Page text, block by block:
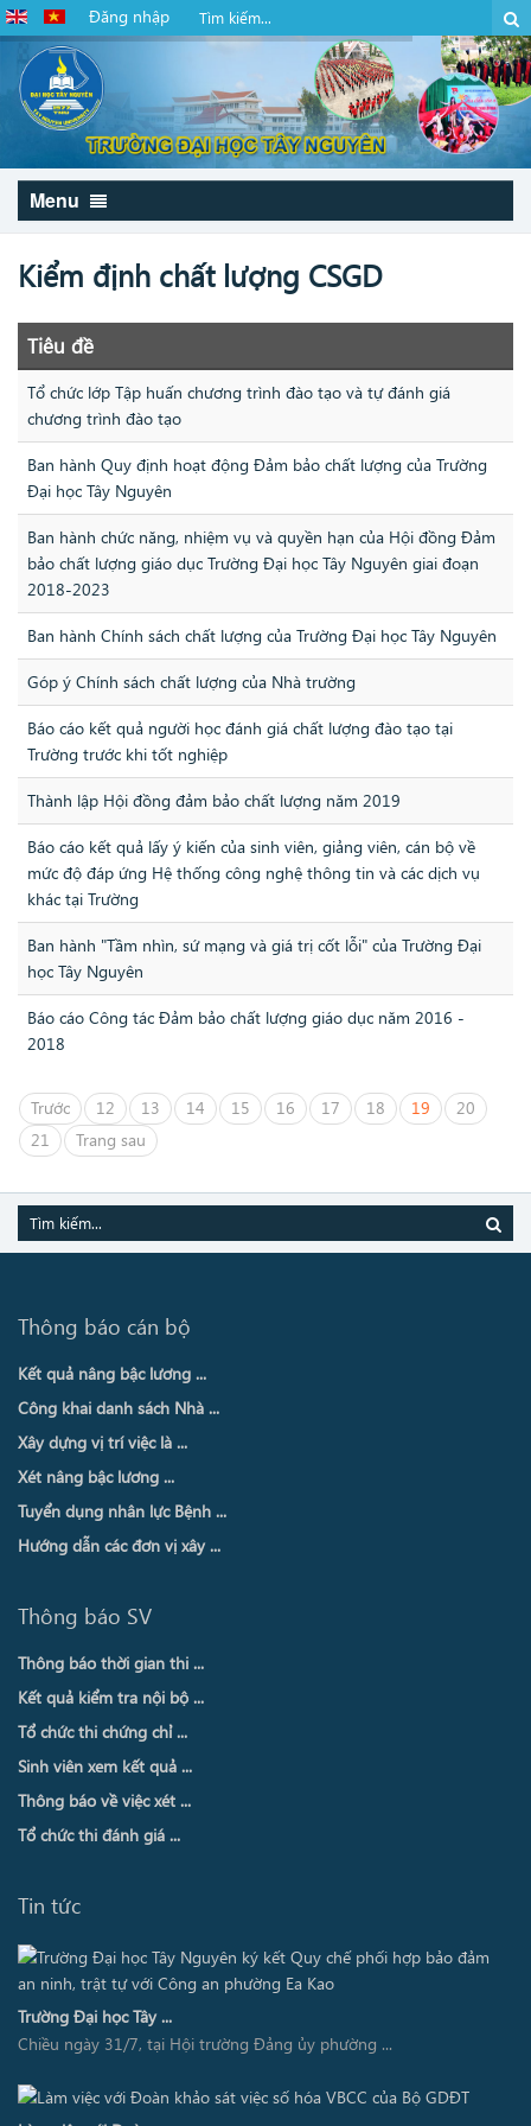
Đăng nhập
Menu
Kiểm định chất lượng CSGD
Tiêu đề
Tổ chức lớp Tập huấn chương trình đào tạo và tự đánh giá
chương trình đào tạo
Ban hành Quy định hoạt động Đảm bảo chất lượng của Trường
Đại học Tây Nguyên
Ban hành chức năng, nhiệm vụ và quyền hạn của Hội đồng Đảm
bảo chất lượng giáo dục Trường Đại học Tây Nguyên giai đoạn
2018-2023
Ban hành Chính sách chất lượng của Trường Đại học Tây Nguyên
Góp ý Chính sách chất lượng của Nhà trường
Báo cáo kết quả người học đánh giá chất lượng đào tạo tại
Trường trước khi tốt nghiệp
Thành lập Hội đồng đảm bảo chất lượng năm 2019
Báo cáo kết quả lấy ý kiến của sinh viên, giảng viên, cán bộ về
mức độ đáp ứng Hệ thống công nghệ thông tin và các dịch vụ
khác tại Trường
Ban hành "Tầm nhìn, sứ mạng và giá trị cốt lỗi" của Trường Đại
học Tây Nguyên
Báo cáo Công tác Đảm bảo chất lượng giáo dục năm 2016 -
2018
Trước 12 13 14 15 16 17 18 19
20
21
Trang sau
Thông báo cán bộ
Kết quả nâng bậc lương ...
Công khai danh sách Nhà ...
Xây dựng vị trí việc là ...
Xét nâng bậc lương ...
Tuyển dụng nhân lực Bệnh ...
Hướng dẫn các đơn vị xây ...
Thông báo SV
Thông báo thời gian thi ...
Kết quả kiểm tra nội bộ ...
Tổ chức thi chứng chỉ ...
Sinh viên xem kết quả ...
Thông báo về việc xét ...
Tổ chức thi đánh giá ...
Tin tức
Trường Đại học Tây ...
Chiều ngày 31/7, tại Hội trường Đảng ủy phường ...